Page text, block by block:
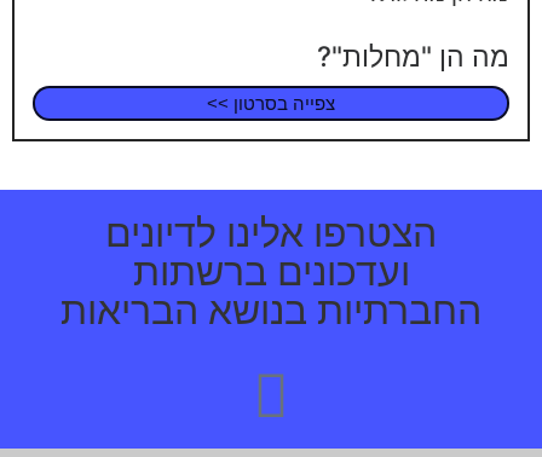
מה הן "מחלות"?
צפייה בסרטון >>
הצטרפו אלינו לדיונים
ועדכונים ברשתות
החברתיות בנושא הבריאות